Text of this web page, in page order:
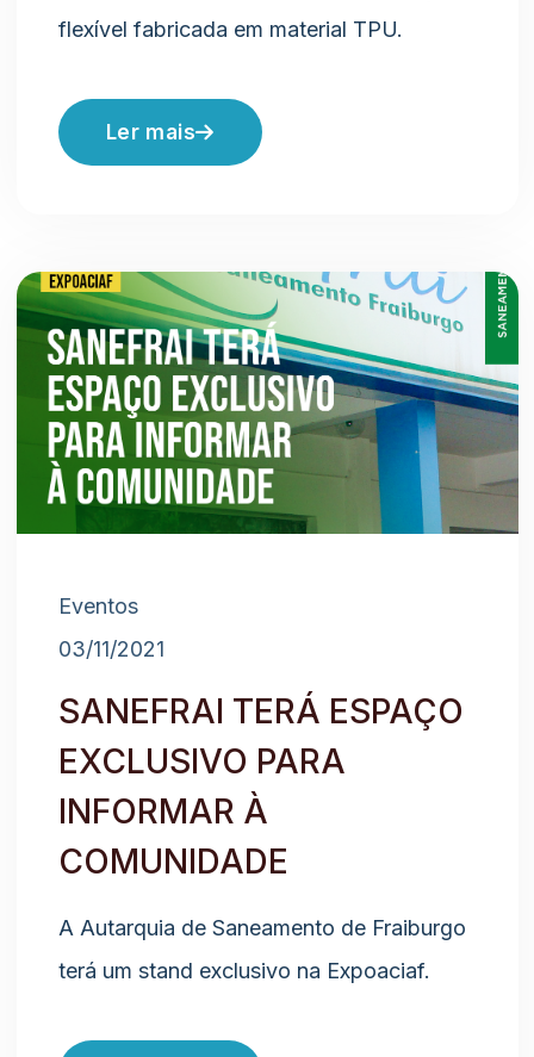
flexível fabricada em material TPU.
Ler mais
Eventos
03/11/2021
SANEFRAI TERÁ ESPAÇO
EXCLUSIVO PARA
INFORMAR À
COMUNIDADE
A Autarquia de Saneamento de Fraiburgo
terá um stand exclusivo na Expoaciaf.